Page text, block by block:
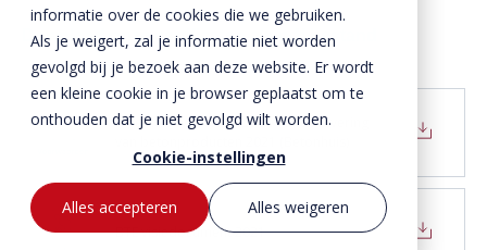
informatie over de cookies die we gebruiken.
Als je weigert, zal je informatie niet worden
gevolgd bij je bezoek aan deze website. Er wordt
een kleine cookie in je browser geplaatst om te
onthouden dat je niet gevolgd wilt worden.
Cookie-instellingen
Alles accepteren
Alles weigeren
Betonproducten
Lateien
Spekbanden
Gevelbanden
Raamdorpels
Kozijnkaders
Producten voor kant-en-klaar gevels
Lateien
Spekbanden
Raamdorpels
Vogelstenen
Staal
Staalproducten
Lateien
Geveldragers
Borstweringssteunen
Onze verhalen
Over ons
Historie
Werken bij Vebo
MVO
Downloads
Certificaten
Verwerkingsadviezen
Prestatieverklaringen
Contact met Vebo
Offerte aanvragen
Download onze certificaten als pdf bestand
Algemene voorwaarden voor de levering
BTE visiedocument 2021